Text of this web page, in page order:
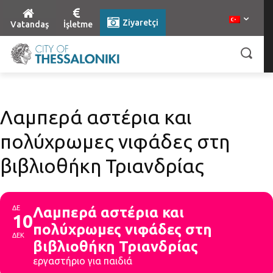
Vatandaş İşletme Ziyaretçi
Λαμπερά αστέρια και
πολύχρωμες νιφάδες στη
βιβλιοθήκη Τριανδρίας
ΔΕ
10
ΔΕΚ
Λαμπερά αστέρια και
πολύχρωμες νιφάδες στη
βιβλιοθήκη Τριανδρίας
εργαστήριο για παιδιά